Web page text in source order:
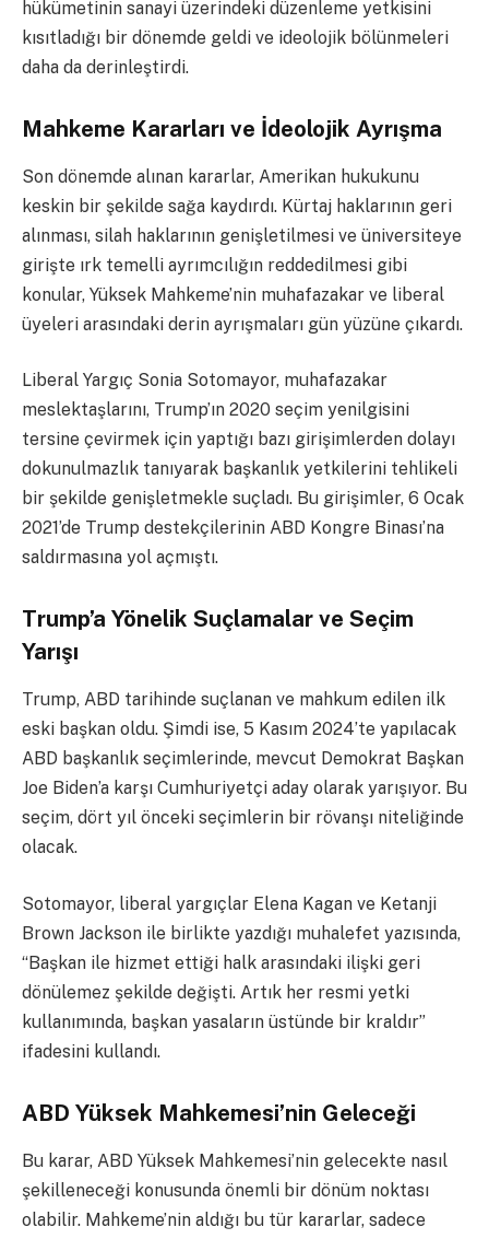
hükümetinin sanayi üzerindeki düzenleme yetkisini
kısıtladığı bir dönemde geldi ve ideolojik bölünmeleri
daha da derinleştirdi.
Mahkeme Kararları ve İdeolojik Ayrışma
Son dönemde alınan kararlar, Amerikan hukukunu
keskin bir şekilde sağa kaydırdı. Kürtaj haklarının geri
alınması, silah haklarının genişletilmesi ve üniversiteye
girişte ırk temelli ayrımcılığın reddedilmesi gibi
konular, Yüksek Mahkeme’nin muhafazakar ve liberal
üyeleri arasındaki derin ayrışmaları gün yüzüne çıkardı.
Liberal Yargıç Sonia Sotomayor, muhafazakar
meslektaşlarını, Trump’ın 2020 seçim yenilgisini
tersine çevirmek için yaptığı bazı girişimlerden dolayı
dokunulmazlık tanıyarak başkanlık yetkilerini tehlikeli
bir şekilde genişletmekle suçladı. Bu girişimler, 6 Ocak
2021’de Trump destekçilerinin ABD Kongre Binası’na
saldırmasına yol açmıştı.
Trump’a Yönelik Suçlamalar ve Seçim
Yarışı
Trump, ABD tarihinde suçlanan ve mahkum edilen ilk
eski başkan oldu. Şimdi ise, 5 Kasım 2024’te yapılacak
ABD başkanlık seçimlerinde, mevcut Demokrat Başkan
Joe Biden’a karşı Cumhuriyetçi aday olarak yarışıyor. Bu
seçim, dört yıl önceki seçimlerin bir rövanşı niteliğinde
olacak.
Sotomayor, liberal yargıçlar Elena Kagan ve Ketanji
Brown Jackson ile birlikte yazdığı muhalefet yazısında,
“Başkan ile hizmet ettiği halk arasındaki ilişki geri
dönülemez şekilde değişti. Artık her resmi yetki
kullanımında, başkan yasaların üstünde bir kraldır”
ifadesini kullandı.
ABD Yüksek Mahkemesi’nin Geleceği
Bu karar, ABD Yüksek Mahkemesi’nin gelecekte nasıl
şekilleneceği konusunda önemli bir dönüm noktası
olabilir. Mahkeme’nin aldığı bu tür kararlar, sadece